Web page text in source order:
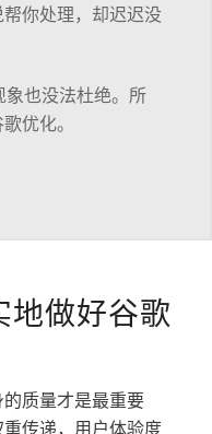
你处理，却迟迟没
也没法杜绝。所
优化。
地做好谷歌
质量才是最重要
传递，用户体验度